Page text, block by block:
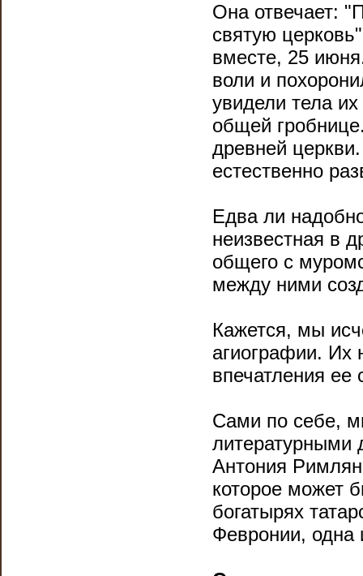
Она отвечает:
святую
вместе, 25
воли и
увидели тела
общей
древней
естественно
Едва ли
неизвестная в
общего с
между ними
Кажется, мы
агиографии. Их
впечатления ее
Сами по себе,
литературными
Антония
которое может
богатырях
Февронии, одна